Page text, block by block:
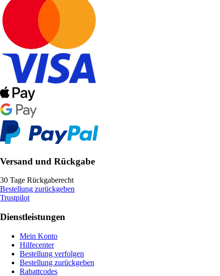
Versand und Rückgabe
30 Tage Rückgaberecht
Bestellung zurückgeben
Trustpilot
Dienstleistungen
Mein Konto
Hilfecenter
Bestellung verfolgen
Bestellung zurückgeben
Rabattcodes